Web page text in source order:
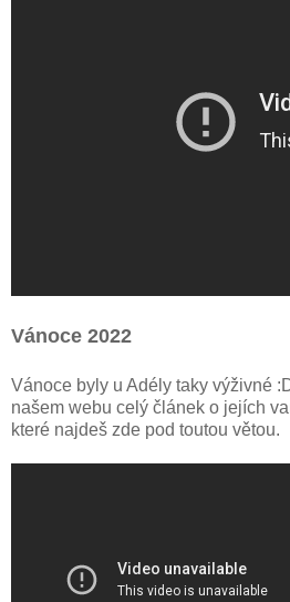
Vánoce 2022
Vánoce byly u Adély taky výživné
našem webu celý článek o jejích
které najdeš zde pod toutou větou.